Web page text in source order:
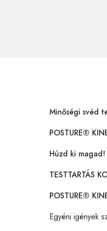
Minőségi svéd
POSTURE®
Húzd ki magad!
TESTTARTÁS
POSTURE®
Egyéni igények